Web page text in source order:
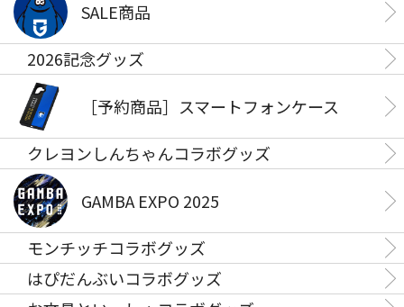
SALE商品
2026記念グッズ
［予約商品］スマートフォンケース
クレヨンしんちゃんコラボグッズ
GAMBA EXPO 2025
モンチッチコラボグッズ
はぴだんぶいコラボグッズ